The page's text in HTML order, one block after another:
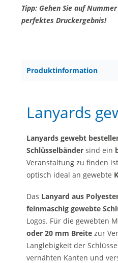
Tipp: Gehen Sie auf
perfektes Druckergebnis!
Produktinformation
Lanyards
Lanyards gewebt
Schlüsselbänder sind ein
Veranstaltung zu finden
optisch ideal an gewebte
Das Lanyard aus
feinmaschig gewebte
Logos. Für die gewebten
oder 20 mm Breite zur
Langlebigkeit der
vernähten Kanten und